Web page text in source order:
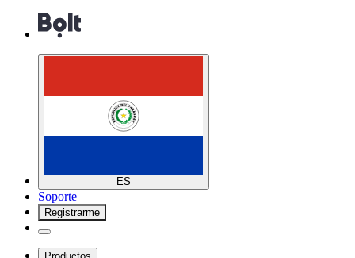
ES
Soporte
Registrarme